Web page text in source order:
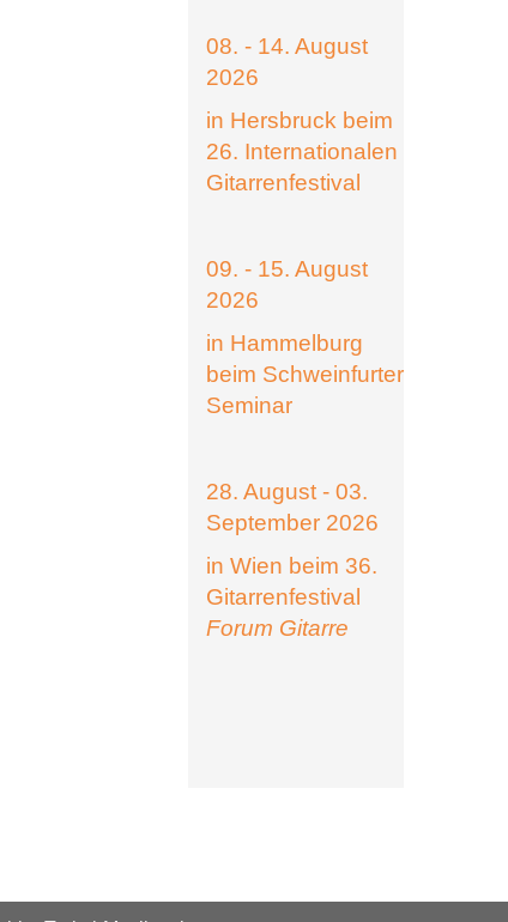
08. - 14. August
2026
in Hersbruck beim
26. Internationalen
Gitarrenfestival
09. - 15. August
2026
in Hammelburg
beim Schweinfurter
Seminar
28. August - 03.
September 2026
in Wien beim 36.
Gitarrenfestival
Forum Gitarre